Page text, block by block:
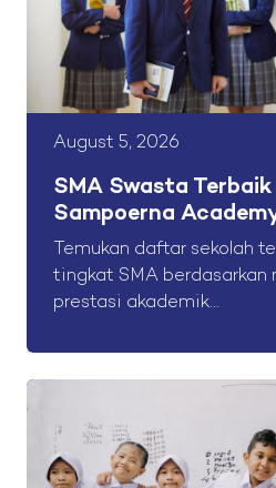
August 5, 2026
SMA Swasta
Sampoerna
Temukan daftar sekolah
tingkat SMA berdasarkan
prestasi akademik...